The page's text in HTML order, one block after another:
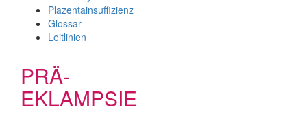
Plazentainsuffizienz
Glossar
Leitlinien
PRÄ-
EKLAMPSIE